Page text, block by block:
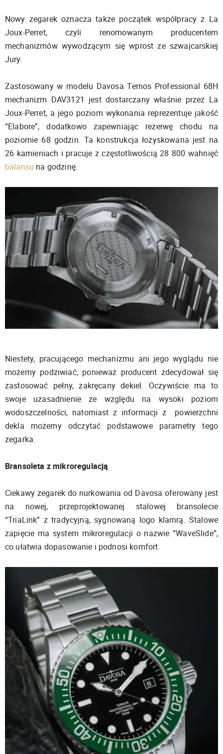
Nowy zegarek oznacza także początek współpracy z La
Joux-Perret, czyli renomowanym producentem
mechanizmów wywodzącym się wprost ze szwajcarskiej
Jury.
Zastosowany w modelu Davosa Ternos Professional 68H
mechanizm DAV3121 jest dostarczany właśnie przez La
Joux-Perret, a jego poziom wykonania reprezentuje jakość
“Elabore”, dodatkowo zapewniając rezerwę chodu na
poziomie 68 godzin. Ta konstrukcja łożyskowana jest na
26 kamieniach i pracuje z częstotliwością 28 800 wahnięć
balansu na godzinę.
Niestety, pracującego mechanizmu ani jego wyglądu nie
możemy podziwiać, ponieważ producent zdecydował się
zastosować pełny, zakręcany dekiel. Oczywiście ma to
swoje uzasadnienie ze względu na wysoki poziom
wodoszczelności, natomiast z informacji z powierzchni
dekla możemy odczytać podstawowe parametry tego
zegarka.
Bransoleta z mikroregulacją
Ciekawy zegarek do nurkowania od Davosa oferowany jest
na nowej, przeprojektowanej stalowej bransolecie
“TriaLink” z tradycyjną, sygnowaną logo klamrą. Stalowe
zapięcie ma system mikroregulacji o nazwie “WaveSlide”,
co ułatwia dopasowanie i podnosi komfort.